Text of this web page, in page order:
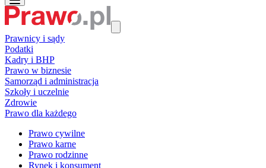
Prawnicy i sądy
Podatki
Kadry i BHP
Prawo w biznesie
Samorząd i administracja
Szkoły i uczelnie
Zdrowie
Prawo dla każdego
Prawo cywilne
Prawo karne
Prawo rodzinne
Rynek i konsument